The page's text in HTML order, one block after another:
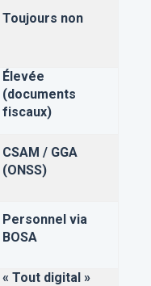
Toujours non
Élevée
(documents
fiscaux)
CSAM / GGA
(ONSS)
Personnel via
BOSA
« Tout digital »